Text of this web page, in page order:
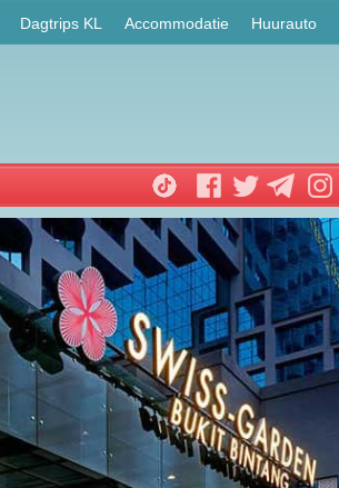
Dagtrips KL Accommodatie Huurauto